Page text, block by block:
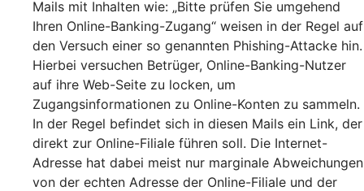
Mails mit Inhalten wie: „Bitte prüfen Sie umgehend
Ihren Online-Banking-Zugang“ weisen in der Regel auf
den Versuch einer so genannten Phishing-Attacke hin.
Hierbei versuchen Betrüger, Online-Banking-Nutzer
auf ihre Web-Seite zu locken, um
Zugangsinformationen zu Online-Konten zu sammeln.
In der Regel befindet sich in diesen Mails ein Link, der
direkt zur Online-Filiale führen soll. Die Internet-
Adresse hat dabei meist nur marginale Abweichungen
von der echten Adresse der Online-Filiale und der